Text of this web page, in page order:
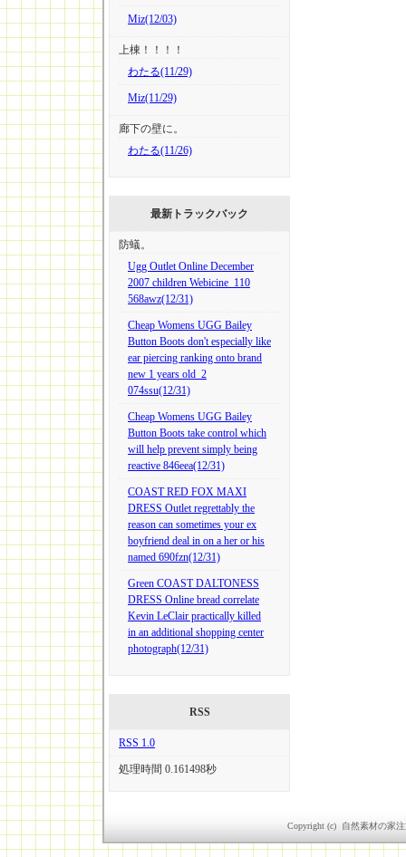
Miz(12/03)
上棟！！！！
わたる(11/29)
Miz(11/29)
廊下の壁に。
わたる(11/26)
最新トラックバック
防蟻。
Ugg Outlet Online December
2007 children Webicine_110
568awz(12/31)
Cheap Womens UGG Bailey
Button Boots don't especially like
ear piercing ranking onto brand
new 1 years old_2
074ssu(12/31)
Cheap Womens UGG Bailey
Button Boots take control which
will help prevent simply being
reactive 846eea(12/31)
COAST RED FOX MAXI
DRESS Outlet regrettably the
reason can sometimes your ex
boyfriend deal in on a her or his
named 690fzn(12/31)
Green COAST DALTONESS
DRESS Online bread correlate
Kevin LeClair practically killed
in an additional shopping center
photograph(12/31)
RSS
RSS 1.0
処理時間 0.161498秒
Copyright (c) 自然素材の家